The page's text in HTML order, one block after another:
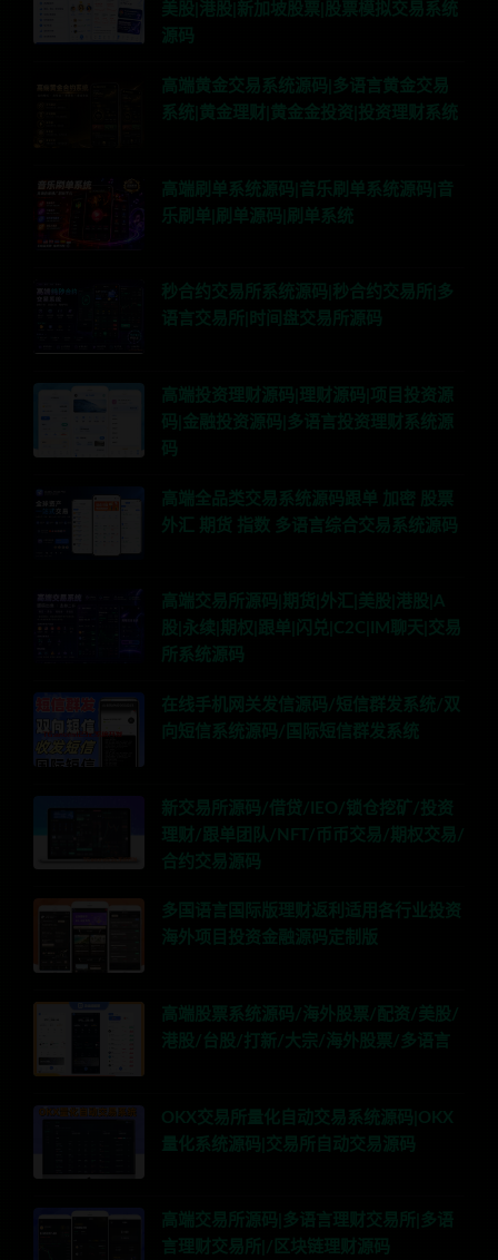
美股|港股|新加坡股票|股票模拟交易系统
源码
高端黄金交易系统源码|多语言黄金交易
系统|黄金理财|黄金金投资|投资理财系统
高端刷单系统源码|音乐刷单系统源码|音
乐刷单|刷单源码|刷单系统
秒合约交易所系统源码|秒合约交易所|多
语言交易所|时间盘交易所源码
高端投资理财源码|理财源码|项目投资源
码|金融投资源码|多语言投资理财系统源
码
高端全品类交易系统源码跟单 加密 股票
外汇 期货 指数 多语言综合交易系统源码
高端交易所源码|期货|外汇|美股|港股|A
股|永续|期权|跟单|闪兑|C2C|IM聊天|交易
所系统源码
在线手机网关发信源码/短信群发系统/双
向短信系统源码/国际短信群发系统
新交易所源码/借贷/IEO/锁仓挖矿/投资
理财/跟单团队/NFT/币币交易/期权交易/
合约交易源码
多国语言国际版理财返利适用各行业投资
海外项目投资金融源码定制版
高端股票系统源码/海外股票/配资/美股/
港股/台股/打新/大宗/海外股票/多语言
OKX交易所量化自动交易系统源码|OKX
量化系统源码|交易所自动交易源码
高端交易所源码|多语言理财交易所|多语
言理财交易所|/区块链理财源码